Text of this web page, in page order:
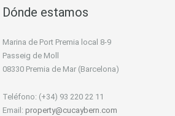
Dónde estamos
Marina de Port Premia local 8-9
Passeig de Moll
08330 Premia de Mar (Barcelona)
Teléfono: (+34) 93 220 22 11
Email: property@cucaybern.com